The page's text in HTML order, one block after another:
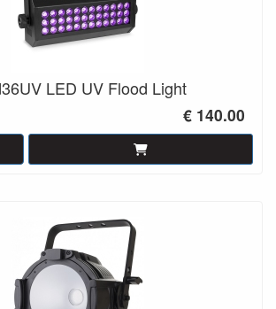
LED UV Flood Light
€ 140.00